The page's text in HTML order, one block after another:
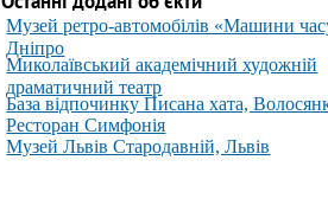
Музей ретро-автомобілів «Машини
Дніпро
Миколаївський академічний художній
драматичний театр
База відпочинку Писана хата,
Ресторан Симфонія
Музей Львів Стародавній, Львів